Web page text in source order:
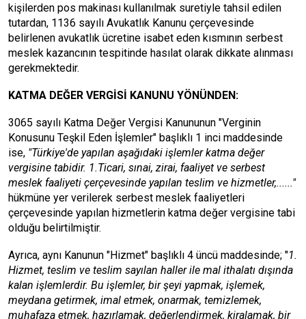
kişilerden pos makinası kullanılmak suretiyle tahsil edilen
tutardan, 1136 sayılı Avukatlık Kanunu çerçevesinde
belirlenen avukatlık ücretine isabet eden kısmının serbest
meslek kazancının tespitinde hasılat olarak dikkate alınması
gerekmektedir.
KATMA DEĞER VERGİSİ KANUNU YÖNÜNDEN:
3065 sayılı Katma Değer Vergisi Kanununun "Verginin
Konusunu Teşkil Eden İşlemler" başlıklı 1 inci maddesinde
ise, "Türkiye'de yapılan aşağıdaki işlemler katma değer
vergisine tabidir. 1.Ticari, sınai, zirai, faaliyet ve serbest
meslek faaliyeti çerçevesinde yapılan teslim ve hizmetler,......"
hükmüne yer verilerek serbest meslek faaliyetleri
çerçevesinde yapılan hizmetlerin katma değer vergisine tabi
olduğu belirtilmiştir.
Ayrıca, aynı Kanunun "Hizmet" başlıklı 4 üncü maddesinde; "1.
Hizmet, teslim ve teslim sayılan haller ile mal ithalatı dışında
kalan işlemlerdir. Bu işlemler, bir şeyi yapmak, işlemek,
meydana getirmek, imal etmek, onarmak, temizlemek,
muhafaza etmek, hazırlamak, değerlendirmek, kiralamak, bir